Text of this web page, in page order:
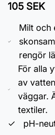
105 SEK
Milt och
rengör
För alla
av
väggar.
textiler.
pH-